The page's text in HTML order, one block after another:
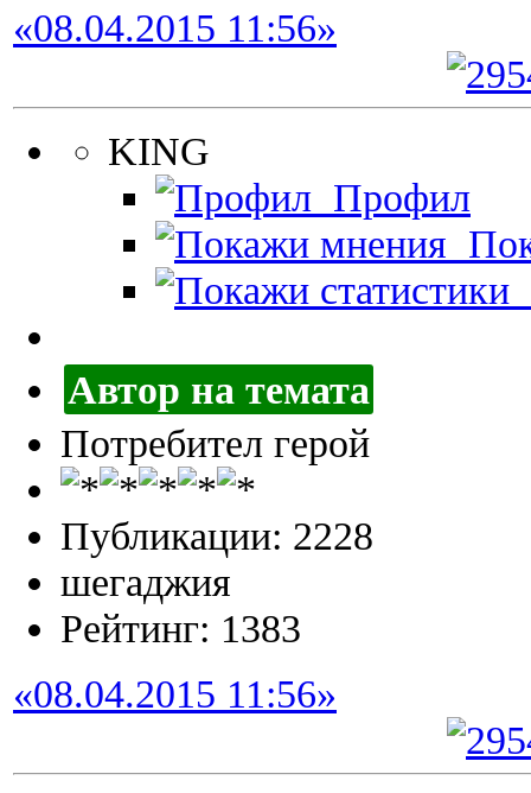
«08.04.2015 11:56»
KING
Профил
Автор на темата
Потребител герой
Публикации: 2228
шегаджия
Рейтинг: 1383
«08.04.2015 11:56»